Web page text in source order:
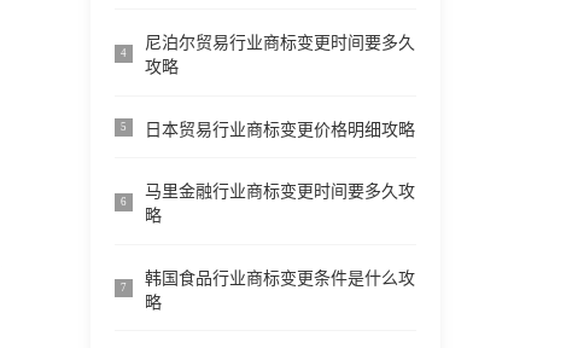
4
尼泊尔贸易行业商标变更时间要多久
攻略
5 日本贸易行业商标变更价格明细攻略
6
马里金融行业商标变更时间要多久攻
略
7
韩国食品行业商标变更条件是什么攻
略